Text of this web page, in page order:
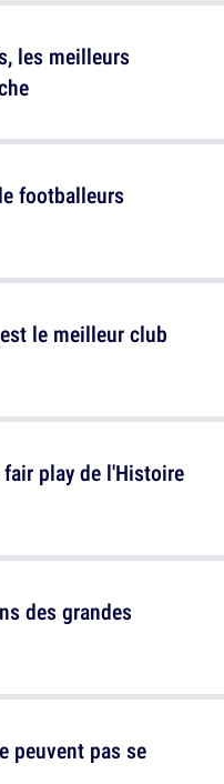
les meilleurs
le meilleur club
des grandes
footballeurs
play de l'Histoire
peuvent pas se